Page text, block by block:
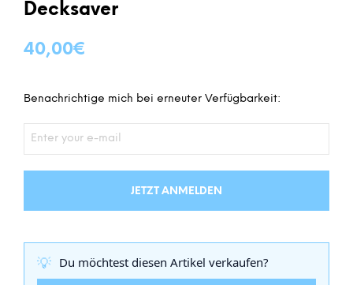
Decksaver
40,00€
Benachrichtige mich bei erneuter Verfügbarkeit:
JETZT ANMELDEN
💡 Du möchtest diesen Artikel verkaufen?